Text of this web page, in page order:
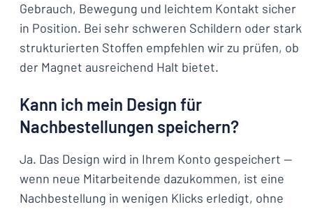
Gebrauch, Bewegung und leichtem Kontakt sicher
in Position. Bei sehr schweren Schildern oder stark
strukturierten Stoffen empfehlen wir zu prüfen, ob
der Magnet ausreichend Halt bietet.
Kann ich mein Design für
Nachbestellungen speichern?
Ja. Das Design wird in Ihrem Konto gespeichert —
wenn neue Mitarbeitende dazukommen, ist eine
Nachbestellung in wenigen Klicks erledigt, ohne